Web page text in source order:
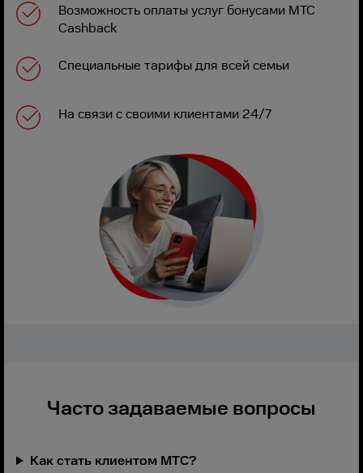
Возможность оплаты услуг бонусами МТС
Cashback
Специальные тарифы для всей семьи
На связи с своими клиентами 24/7
Часто задаваемые вопросы
Как стать клиентом МТС?